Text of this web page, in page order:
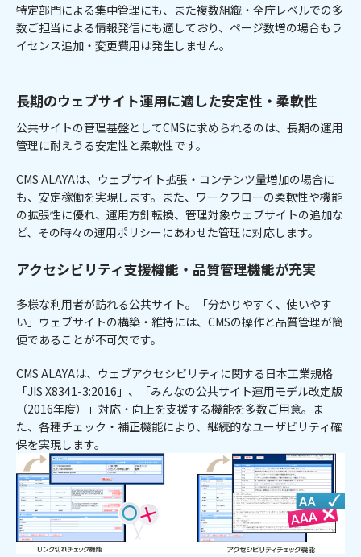
特定部門による集中管理にも、また複数組織・全庁レベルでの多
数ご担当による情報発信にも適しており、ページ数増の場合もラ
イセンス追加・変更費用は発生しません。
長期のウェブサイト運用に適した安定性・柔軟性
公共サイトの管理基盤としてCMSに求められるのは、長期の運用
管理に耐えうる安定性と柔軟性です。
CMS ALAYAは、ウェブサイト拡張・コンテンツ量増加の場合に
も、安定稼働を実現します。また、ワークフローの柔軟性や機能
の拡張性に優れ、運用方針転換、管理対象ウェブサイトの追加な
ど、その時々の運用ポリシーにあわせた管理に対応します。
アクセシビリティ支援機能・品質管理機能が充実
多様な利用者が訪れる公共サイト。「分かりやすく、使いやす
い」ウェブサイトの構築・維持には、CMSの操作と品質管理が簡
便であることが不可欠です。
CMS ALAYAは、ウェブアクセシビリティに関する日本工業規格
「JIS X8341-3:2016」、「みんなの公共サイト運用モデル改定版
（2016年度）」対応・向上を支援する機能を多数ご用意。ま
た、各種チェック・補正機能により、継続的なユーザビリティ確
保を実現します。